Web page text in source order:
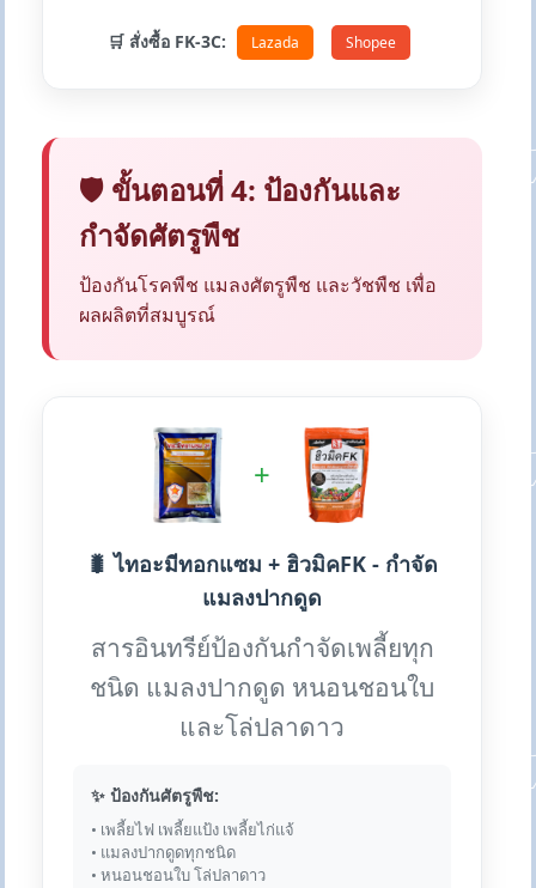
🛒 สั่งซื้อ FK-3C: Lazada Shopee
🛡️ ขั้นตอนที่ 4: ป้องกันและ
กำจัดศัตรูพืช
ป้องกันโรคพืช แมลงศัตรูพืช และวัชพืช เพื่อ
ผลผลิตที่สมบูรณ์
+
🐛 ไทอะมีทอกแซม + ฮิวมิคFK - กำจัด
แมลงปากดูด
สารอินทรีย์ป้องกันกำจัดเพลี้ยทุก
ชนิด แมลงปากดูด หนอนชอนใบ
และโล่ปลาดาว
✨ ป้องกันศัตรูพืช:
• เพลี้ยไฟ เพลี้ยแป้ง เพลี้ยไก่แจ้
• แมลงปากดูดทุกชนิด
• หนอนชอนใบ โล่ปลาดาว